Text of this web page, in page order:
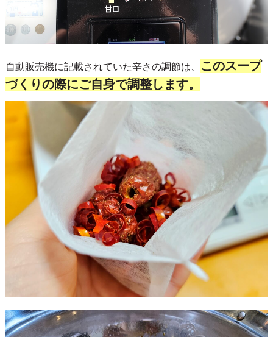
自動販売機に記載されていた辛さの調節は、
このスープ
づくりの際にご自身で調整します。